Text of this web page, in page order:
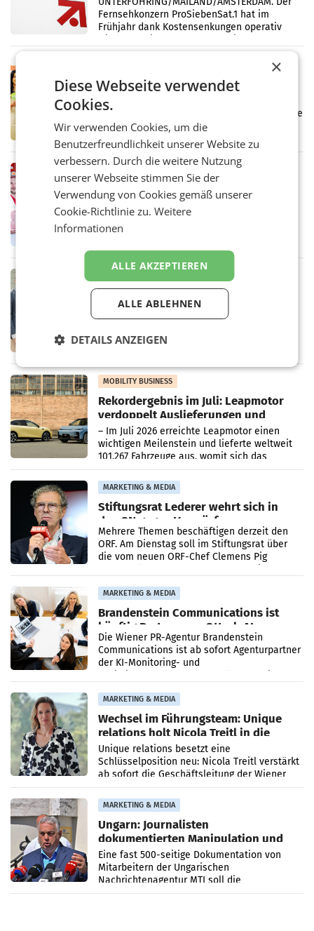
Fernsehkonzern ProSiebenSat.1 hat im
Frühjahr dank Kostensenkungen operativ
Markterwartung deutlich übertroffen.
Eine Bühne für Zirkularität: ARA und
Kreislauffähigkeit
Über den gesamten August hinweg rücken die
Altstoff Recycling Austria AG (ARA) und der
Handelskonzern Müller die Initiative
„Kreislauf-Helden“ in allen österreichischen
Müller-Filialen
Penny modernisiert zwei Filialen in
Ober- und Niederösterreich
WIENER NEUDORF. – Im Rahmen einer
laufenden Modernisierungsoffensive
Oberösterreich. Die beiden Standorte liegen
in Haag sowie im rund
Alles bereit für den Wechsel: Jürgen
Albrecht setzt ab 1.1.2027 auf Adeg
WIENER NEUDORF. – Die geplante
Vorarlberger Kaufmann Jürgen Albrecht ist
Bundeswettbewerbsbehörde und der
Bundeskartellanwalt
MOBILITY BUSINESS
Rekordergebnis im Juli: Leapmotor
verdoppelt Auslieferungen und
überschreitet die 100.000er-Marke
– Im Juli 2026 erreichte Leapmotor einen
wichtigen Meilenstein und lieferte weltweit
101.267 Fahrzeuge aus, womit sich das
Ergebnis gegenüber Juli 2025 mehr als
verdoppelte (+102
MARKETING & MEDIA
Stiftungsrat Lederer wehrt sich in
den SN gegen Vorwürfe
Mehrere Themen beschäftigen derzeit den
ORF. Am Dienstag soll im Stiftungsrat über
die vom neuen ORF-Chef Clemens Pig
MARKETING & MEDIA
Brandenstein Communications ist
künftig Partner von OtterlyAI
Die Wiener PR-Agentur Brandenstein
Communications ist ab sofort Agenturpartner
der KI-Monitoring- und
MARKETING & MEDIA
Wechsel im Führungsteam: Unique
relations holt Nicola Treitl in die
Geschäftsleitung
Unique relations besetzt eine
Schlüsselposition neu: Nicola Treitl verstärkt
ab sofort die Geschäftsleitung der Wiener
PR-Agentur an der Seite von Josef Kalina und
Anna Kalina-Mahr.
MARKETING & MEDIA
Ungarn: Journalisten
dokumentierten Manipulation und
Zensur
Eine fast 500-seitige Dokumentation von
Mitarbeitern der Ungarischen
Nachrichtenagentur MTI soll die
systematische Nachrichten-Manipulation und
×
Diese Webseite verwendet
Cookies.
Wir verwenden Cookies, um die
Benutzerfreundlichkeit unserer Website zu
verbessern. Durch die weitere Nutzung
unserer Webseite stimmen Sie der
Verwendung von Cookies gemäß unserer
Cookie-Richtlinie zu.Weitere
Informationen
ALLE AKZEPTIEREN
ALLE ABLEHNEN
DETAILS ANZEIGEN